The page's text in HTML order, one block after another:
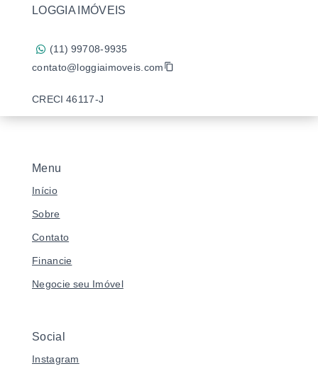
Menu
Início
Sobre
Contato
Financie
Negocie seu Imóvel
Social
Instagram
LOGGIA IMÓVEIS
(11) 99708-9935
contato@loggiaimoveis.com
CRECI 46117-J